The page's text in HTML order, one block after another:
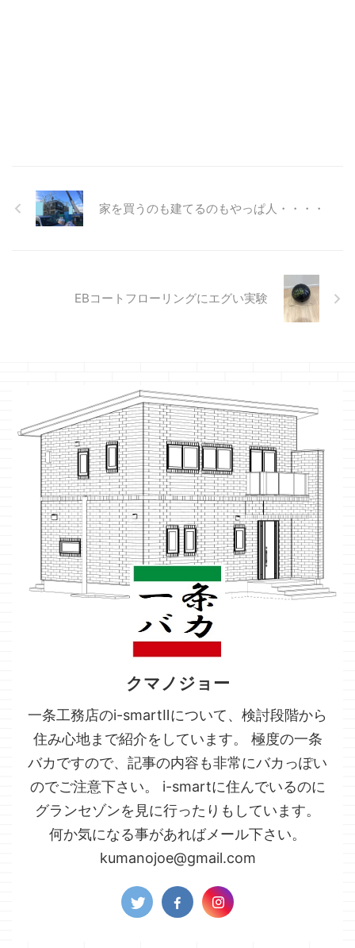
家を買うのも建てるのもやっぱ人・・・・
EBコートフローリングにエグい実験
クマノジョー
一条工務店のi-smartⅡについて、検討段階から
住み心地まで紹介をしています。 極度の一条
バカですので、記事の内容も非常にバカっぽい
のでご注意下さい。 i-smartに住んでいるのに
グランセゾンを見に行ったりもしています。
何か気になる事があればメール下さい。
kumanojoe@gmail.com